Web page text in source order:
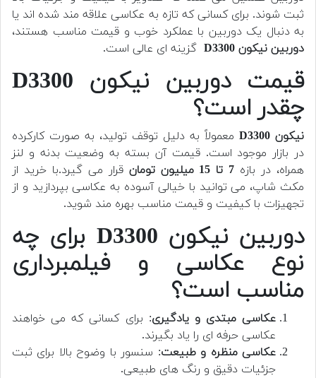
ثبت شوند. برای کسانی که تازه به عکاسی علاقه مند شده اند یا
به دنبال یک دوربین با عملکرد خوب و قیمت مناسب هستند،
دوربین نیکون D3300
گزینه ای عالی است.
قیمت دوربین نیکون D3300
چقدر است؟
نیکون D3300
معمولاً به دلیل توقف تولید، به صورت کارکرده
در بازار موجود است. قیمت آن بسته به وضعیت بدنه و لنز
همراه، در بازه 7 تا 15 میلیون تومان قرار می گیرد.با خرید از
مکث شاپ، می توانید با خیالی آسوده به عکاسی بپردازید و از
تجهیزات با کیفیت و قیمت مناسب بهره مند شوید.
دوربین نیکون D3300 برای چه
نوع عکاسی و فیلمبرداری
مناسب است؟
عکاسی مبتدی و یادگیری: برای کسانی که می خواهند
عکاسی حرفه ای را یاد بگیرند.
عکاسی منظره و طبیعت: سنسور با وضوح بالا برای ثبت
جزئیات دقیق و رنگ های طبیعی.